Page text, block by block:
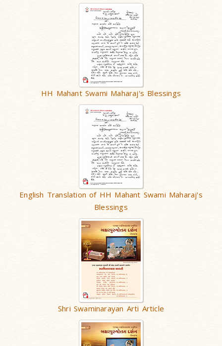
HH Mahant Swami Maharaj's Blessings
English Translation of HH Mahant Swami Maharaj's
Blessings
Shri Swaminarayan Arti Article